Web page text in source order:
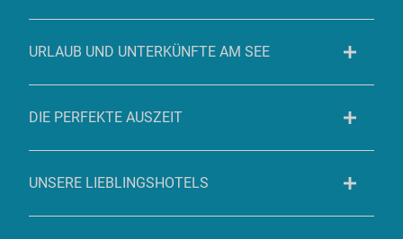
URLAUB UND UNTERKÜNFTE AM SEE
DIE PERFEKTE AUSZEIT
UNSERE LIEBLINGSHOTELS